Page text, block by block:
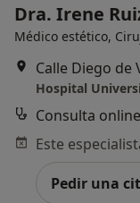
Dra. Irene
Médico estético,
Hospital
Consulta online
Pedir una